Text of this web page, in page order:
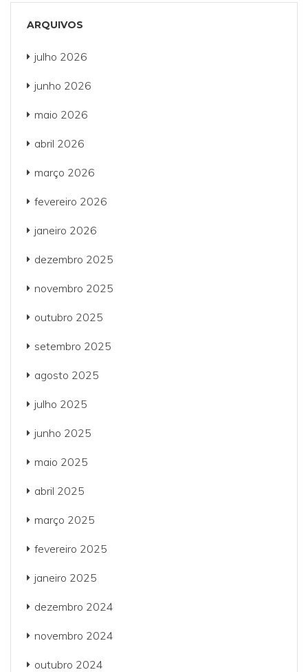
ARQUIVOS
julho 2026
junho 2026
maio 2026
abril 2026
março 2026
fevereiro 2026
janeiro 2026
dezembro 2025
novembro 2025
outubro 2025
setembro 2025
agosto 2025
julho 2025
junho 2025
maio 2025
abril 2025
março 2025
fevereiro 2025
janeiro 2025
dezembro 2024
novembro 2024
outubro 2024